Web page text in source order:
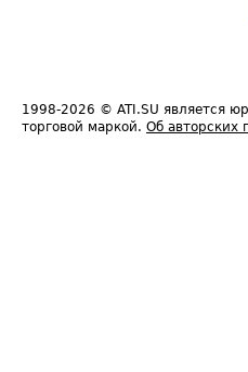
1998-2026 © ATI.SU является
торговой маркой. Об авторских